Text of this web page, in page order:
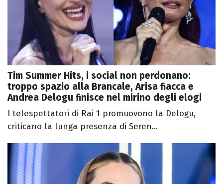
Tim Summer Hits, i social non perdonano:
troppo spazio alla Brancale, Arisa fiacca e
Andrea Delogu finisce nel mirino degli elogi
I telespettatori di Rai 1 promuovono la Delogu,
criticano la lunga presenza di Seren...